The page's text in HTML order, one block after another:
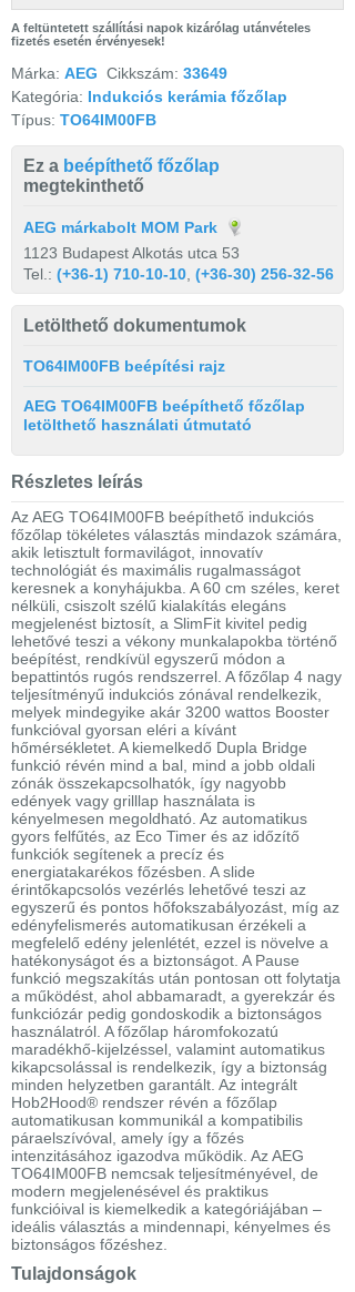
A feltüntetett szállítási napok kizárólag utánvételes
fizetés esetén érvényesek!
Márka: AEG Cikkszám: 33649
Kategória: Indukciós kerámia főzőlap
Típus: TO64IM00FB
Ez a beépíthető főzőlap
megtekinthető
AEG márkabolt MOM Park
1123 Budapest Alkotás utca 53
Tel.: (+36-1) 710-10-10 (+36-30) 256-32-56
Letölthető dokumentumok
TO64IM00FB beépítési rajz
AEG TO64IM00FB beépíthető főzőlap
letölthető használati útmutató
Részletes leírás
Az AEG TO64IM00FB beépíthető indukciós
főzőlap tökéletes választás mindazok számára,
akik letisztult formavilágot, innovatív
technológiát és maximális rugalmasságot
keresnek a konyhájukba. A 60 cm széles, keret
nélküli, csiszolt szélű kialakítás elegáns
megjelenést biztosít, a SlimFit kivitel pedig
lehetővé teszi a vékony munkalapokba történő
beépítést, rendkívül egyszerű módon a
bepattintós rugós rendszerrel. A főzőlap 4 nagy
teljesítményű indukciós zónával rendelkezik,
melyek mindegyike akár 3200 wattos Booster
funkcióval gyorsan eléri a kívánt
hőmérsékletet. A kiemelkedő Dupla Bridge
funkció révén mind a bal, mind a jobb oldali
zónák összekapcsolhatók, így nagyobb
edények vagy grilllap használata is
kényelmesen megoldható. Az automatikus
gyors felfűtés, az Eco Timer és az időzítő
funkciók segítenek a precíz és
energiatakarékos főzésben. A slide
érintőkapcsolós vezérlés lehetővé teszi az
egyszerű és pontos hőfokszabályozást, míg az
edényfelismerés automatikusan érzékeli a
megfelelő edény jelenlétét, ezzel is növelve a
hatékonyságot és a biztonságot. A Pause
funkció megszakítás után pontosan ott folytatja
a működést, ahol abbamaradt, a gyerekzár és
funkciózár pedig gondoskodik a biztonságos
használatról. A főzőlap háromfokozatú
maradékhő-kijelzéssel, valamint automatikus
kikapcsolással is rendelkezik, így a biztonság
minden helyzetben garantált. Az integrált
Hob2Hood® rendszer révén a főzőlap
automatikusan kommunikál a kompatibilis
páraelszívóval, amely így a főzés
intenzitásához igazodva működik. Az AEG
TO64IM00FB nemcsak teljesítményével, de
modern megjelenésével és praktikus
funkcióival is kiemelkedik a kategóriájában –
ideális választás a mindennapi, kényelmes és
biztonságos főzéshez.
Tulajdonságok